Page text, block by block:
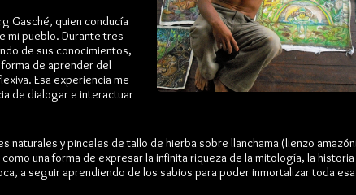
Gasché, quien conducía
mi pueblo. Durante tres
de sus conocimientos,
de aprender del
Esa experiencia me
de dialogar e interactuar
naturales y pinceles de tallo de hierba sobre llanchama (lienzo
una forma de expresar la infinita riqueza de la mitología, la historia
a seguir aprendiendo de los sabios para poder inmortalizar toda